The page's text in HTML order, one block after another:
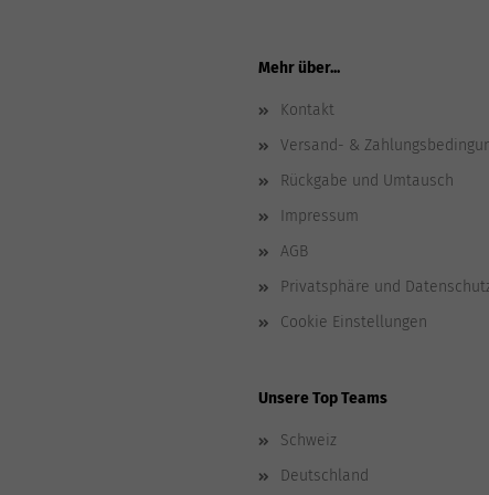
Mehr über...
Kontakt
Versand- &
Rückgabe und Umtausch
Impressum
AGB
Privatsphäre und
Cookie Einstellungen
Unsere Top Teams
Schweiz
Deutschland